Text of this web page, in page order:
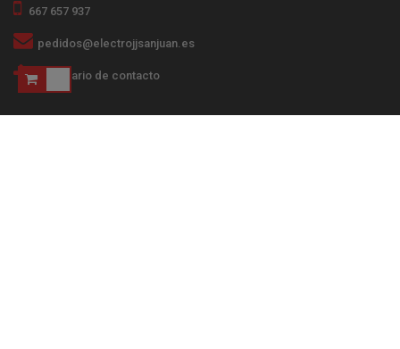
667 657 937
pedidos@electrojjsanjuan.es
Formulario de contacto